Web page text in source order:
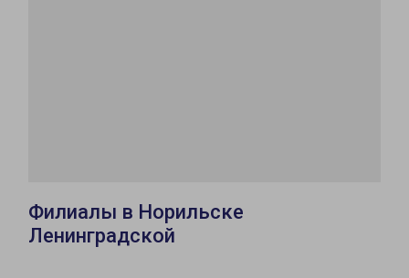
Филиалы в Норильске
Ленинградской